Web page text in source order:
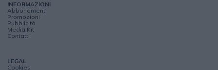
INFORMAZIONI
Abbonamenti
Promozioni
Pubblicità
Media Kit
Contatti
LEGAL
Cookies